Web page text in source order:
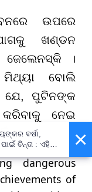
ଉପରେ
ଖଣ୍ଡନ
।
ବୋଲି
ଯେ, ପୁଟିନଙ୍କ
ନେଇ
dangerous
of
×
ବର୍ଷା,
ଚିନ୍ତା : ଏହି